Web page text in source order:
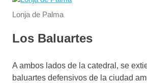
Lonja de Palma
Los Baluartes
A ambos lados de la catedral, se
baluartes defensivos de la ciudad